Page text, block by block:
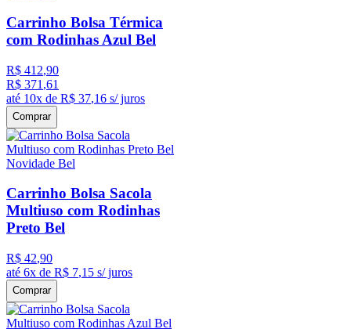
Carrinho Bolsa Térmica
com Rodinhas Azul Bel
R$ 412,90
R$ 371 ,61
até 10x de R$ 37,16 s/ juros
Comprar
Novidade Bel
Carrinho Bolsa Sacola
Multiuso com Rodinhas
Preto Bel
R$ 42,90
até 6x de R$ 7,15 s/ juros
Comprar